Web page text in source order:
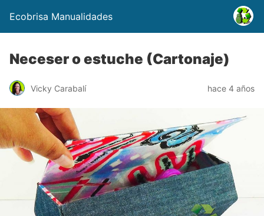
Ecobrisa Manualidades
Neceser o estuche (Cartonaje)
Vicky Carabalí hace 4 años